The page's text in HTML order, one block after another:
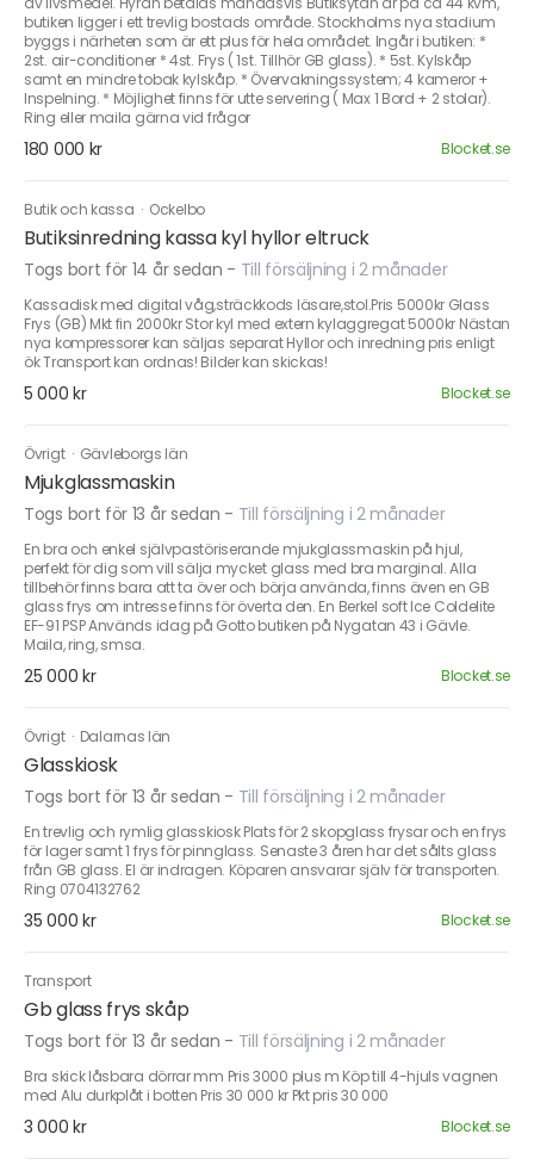
butiken ligger i ett trevlig bostads område. Stockholms nya stadium
byggs i närheten som är ett plus för hela området. Ingår i butiken: *
2st. air-conditioner * 4st. Frys ( 1st. Tillhör GB glass). * 5st. Kylskåp
samt en mindre tobak kylskåp. * Övervakningssystem; 4 kameror +
Inspelning. * Möjlighet finns för utte servering ( Max 1 Bord + 2 stolar).
Ring eller maila gärna vid frågor
180 000 kr Blocket.se
Butik och kassa · Ockelbo
Butiksinredning kassa kyl hyllor eltruck
Togs bort för 14 år sedan - Till försäljning i 2 månader
Kassadisk med digital våg,sträckkods läsare,stol.Pris 5000kr Glass
Frys (GB) Mkt fin 2000kr Stor kyl med extern kylaggregat 5000kr Nästan
nya kompressorer kan säljas separat Hyllor och inredning pris enligt
ök Transport kan ordnas! Bilder kan skickas!
5 000 kr Blocket.se
Övrigt · Gävleborgs län
Mjukglassmaskin
Togs bort för 13 år sedan - Till försäljning i 2 månader
En bra och enkel självpastöriserande mjukglassmaskin på hjul,
perfekt för dig som vill sälja mycket glass med bra marginal. Alla
tillbehör finns bara att ta över och börja använda, finns även en GB
glass frys om intresse finns för överta den. En Berkel soft Ice Coldelite
EF-91 PSP Används idag på Gotto butiken på Nygatan 43 i Gävle.
Maila, ring, smsa.
25 000 kr Blocket.se
Övrigt · Dalarnas län
Glasskiosk
Togs bort för 13 år sedan - Till försäljning i 2 månader
En trevlig och rymlig glasskiosk Plats för 2 skopglass frysar och en frys
för lager samt 1 frys för pinnglass. Senaste 3 åren har det sålts glass
från GB glass. El är indragen. Köparen ansvarar själv för transporten.
Ring 0704132762
35 000 kr Blocket.se
Transport
Gb glass frys skåp
Togs bort för 13 år sedan - Till försäljning i 2 månader
Bra skick låsbara dörrar mm Pris 3000 plus m Köp till 4-hjuls vagnen
med Alu durkplåt i botten Pris 30 000 kr Pkt pris 30 000
3 000 kr Blocket.se